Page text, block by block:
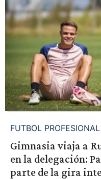
FUTBOL PROFESIONAL
Gimnasia viaja a
en la delegación:
parte de la gira